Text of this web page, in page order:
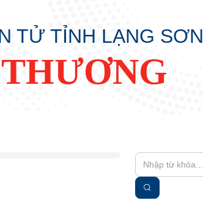
TỬ TỈNH LẠNG SƠN